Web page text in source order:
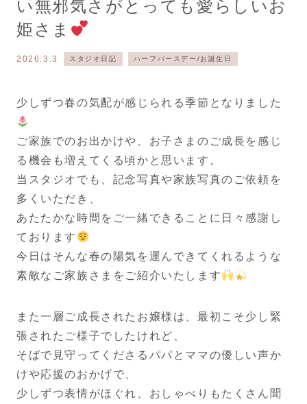
い無邪気さがとっても愛らしいお
姫さま
2026.3.3 スタジオ日記 ハーフバースデー/お誕生日
少しずつ春の気配が感じられる季節となりました
ご家族でのお出かけや、お子さまのご成長を感じ
る機会も増えてくる頃かと思います。
当スタジオでも、記念写真や家族写真のご依頼を
多くいただき、
あたたかな時間をご一緒できることに日々感謝し
ております
今日はそんな春の陽気を運んできてくれるような
素敵なご家族さまをご紹介いたします
また一層ご成長されたお嬢様は、最初こそ少し緊
張されたご様子でしたけれど、
そばで見守ってくださるパパとママの優しい声か
けや応援のおかげで、
少しずつ表情がほぐれ、おしゃべりもたくさん聞